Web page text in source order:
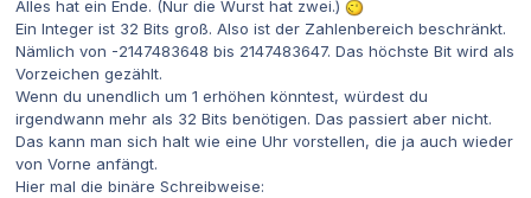
Alles hat ein Ende. (Nur die Wurst hat zwei.)
Ein Integer ist 32 Bits groß. Also ist der Zahlenbereich beschränkt.
Nämlich von -2147483648 bis 2147483647. Das höchste Bit wird als
Vorzeichen gezählt.
Wenn du unendlich um 1 erhöhen könntest, würdest du
irgendwann mehr als 32 Bits benötigen. Das passiert aber nicht.
Das kann man sich halt wie eine Uhr vorstellen, die ja auch wieder
von Vorne anfängt.
Hier mal die binäre Schreibweise: